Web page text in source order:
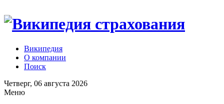
Википедия
О компании
Поиск
Четверг, 06 августа 2026
Меню